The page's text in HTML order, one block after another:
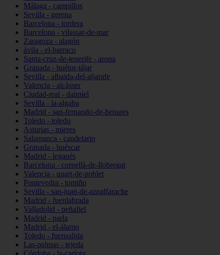
Málaga - campillos
Sevilla - gerena
Barcelona - tordera
Barcelona - vilassar-de-mar
Zaragoza - alagón
ávila - el-barraco
Santa-cruz-de-tenerife - arona
Granada - huétor-tájar
Sevilla - albaida-del-aljarafe
Valencia - alcàsser
Ciudad-real - daimiel
Sevilla - la-algaba
Madrid - san-fernando-de-henares
Toledo - toledo
Asturias - mieres
Salamanca - candelario
Granada - huéscar
Madrid - leganés
Barcelona - cornellà-de-llobregat
Valencia - quart-de-poblet
Pontevedra - tomiño
Sevilla - san-juan-de-aznalfarache
Madrid - fuenlabrada
Valladolid - peñafiel
Madrid - parla
Madrid - el-álamo
Toledo - fuensalida
Las-palmas - tejeda
Córdoba - la-carlota